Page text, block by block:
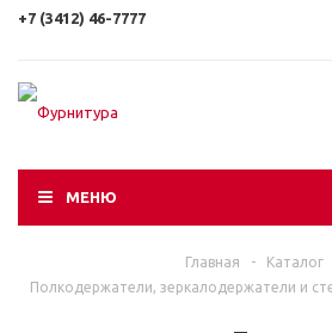
+7 (3412) 46-7777
МЕНЮ
Главная - Каталог
Полкодержатели, зеркалодержатели и